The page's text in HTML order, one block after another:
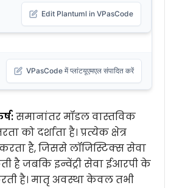
Edit Plantuml in VPasCode
VPasCode में प्लांटयूएमएल संपादित करें
समानांतर मॉडल वास्तविक
को दर्शाता है। प्रत्येक क्षेत्र
है, जिससे लॉजिस्टिक्स सेवा
है जबकि इन्वेंट्री सेवा ईआरपी के
है। मातृ अवस्था केवल तभी